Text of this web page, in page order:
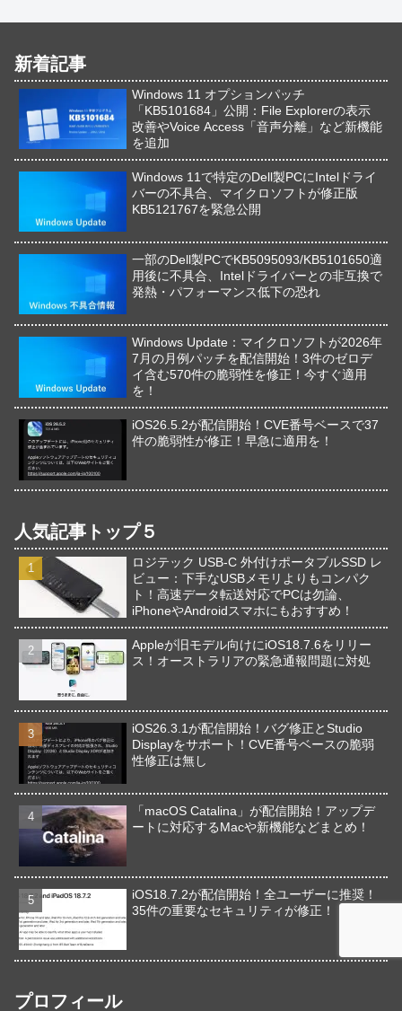
新着記事
Windows 11 オプションパッチ
「KB5101684」公開：File Explorerの表示
改善やVoice Access「音声分離」など新機能
を追加
Windows 11で特定のDell製PCにIntelドライ
バーの不具合、マイクロソフトが修正版
KB5121767を緊急公開
一部のDell製PCでKB5095093/KB5101650適
用後に不具合、Intelドライバーとの非互換で
発熱・パフォーマンス低下の恐れ
Windows Update：マイクロソフトが2026年
7月の月例パッチを配信開始！3件のゼロデ
イ含む570件の脆弱性を修正！今すぐ適用
を！
iOS26.5.2が配信開始！CVE番号ベースで37
件の脆弱性が修正！早急に適用を！
人気記事トップ５
ロジテック USB-C 外付けポータブルSSD レ
ビュー：下手なUSBメモリよりもコンパク
ト！高速データ転送対応でPCは勿論、
iPhoneやAndroidスマホにもおすすめ！
Appleが旧モデル向けにiOS18.7.6をリリー
ス！オーストラリアの緊急通報問題に対処
iOS26.3.1が配信開始！バグ修正とStudio
Displayをサポート！CVE番号ベースの脆弱
性修正は無し
「macOS Catalina」が配信開始！アップデ
ートに対応するMacや新機能などまとめ！
iOS18.7.2が配信開始！全ユーザーに推奨！
35件の重要なセキュリティが修正！
プロフィール